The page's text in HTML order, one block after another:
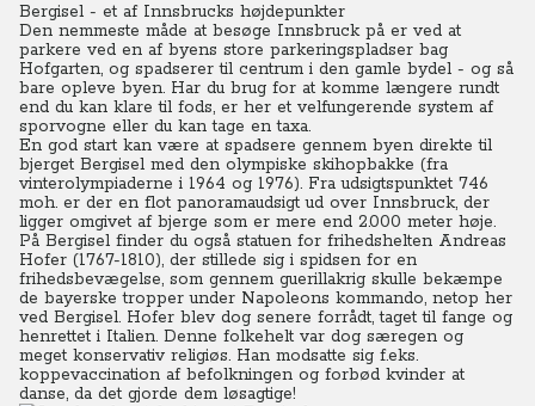
Bergisel - et af Innsbrucks højdepunkter
Den nemmeste måde at besøge Innsbruck på er ved at
parkere ved en af byens store parkeringspladser bag
Hofgarten, og spadserer til centrum i den gamle bydel - og så
bare opleve byen. Har du brug for at komme længere rundt
end du kan klare til fods, er her et velfungerende system af
sporvogne eller du kan tage en taxa.
En god start kan være at spadsere gennem byen direkte til
bjerget Bergisel med den olympiske skihopbakke (fra
vinterolympiaderne i 1964 og 1976). Fra udsigtspunktet 746
moh. er der en flot panoramaudsigt ud over Innsbruck, der
ligger omgivet af bjerge som er mere end 2.000 meter høje.
På Bergisel finder du også statuen for frihedshelten Andreas
Hofer (1767-1810), der stillede sig i spidsen for en
frihedsbevægelse, som gennem guerillakrig skulle bekæmpe
de bayerske tropper under Napoleons kommando, netop her
ved Bergisel. Hofer blev dog senere forrådt, taget til fange og
henrettet i Italien. Denne folkehelt var dog særegen og
meget konservativ religiøs. Han modsatte sig f.eks.
koppevaccination af befolkningen og forbød kvinder at
danse, da det gjorde dem løsagtige!